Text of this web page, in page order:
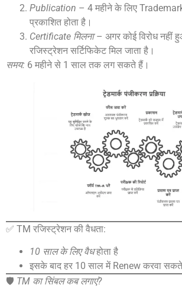
Publication – 4 महीने के लिए
प्रकाशित होता है।
Certificate मिलना– अगर कोई विरोध नहीं
रजिस्ट्रेशन सर्टिफिकेट मिल जाता है।
समय: 6 महीने से 1 साल तक लग सकते हैं।
✅ TM रजिस्ट्रेशन की वैधता:
10 साल के लिए वैधहोता है
इसके बाद हर 10 साल में Renew करवा
🛡️ TM का सिंबल कब लगाएं?